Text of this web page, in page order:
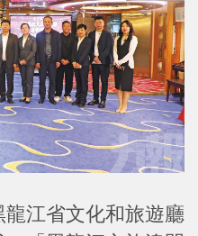
江省文化和旅遊廳